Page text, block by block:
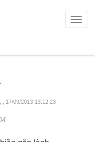
, 17/09/2013 13:12:23